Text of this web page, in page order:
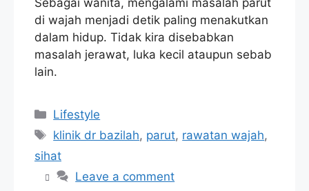
Sebagai wanita, mengalami masalah parut
di wajah menjadi detik paling menakutkan
dalam hidup. Tidak kira disebabkan
masalah jerawat, luka kecil ataupun sebab
lain.
Categories
Lifestyle
Tags
klinik dr bazilah, parut, rawatan wajah,
sihat
Leave a comment